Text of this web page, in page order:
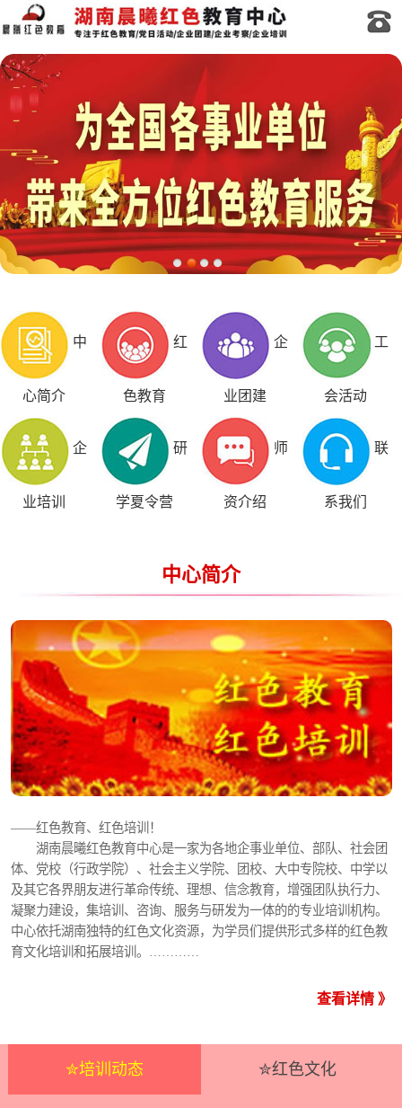
中
心简介
红
色教育
企
业团建
工
会活动
企
业培训
研
学夏令营
师
资介绍
联
系我们
中心简介
——红色教育、红色培训！
湖南晨曦红色教育中心是一家为各地企事业单位、部队、社会团
体、党校（行政学院）、社会主义学院、团校、大中专院校、中学以
及其它各界朋友进行革命传统、理想、信念教育，增强团队执行力、
凝聚力建设，集培训、咨询、服务与研发为一体的的专业培训机构。
中心依托湖南独特的红色文化资源，为学员们提供形式多样的红色教
育文化培训和拓展培训。…………
查看详情 》
✮培训动态 ✮红色文化